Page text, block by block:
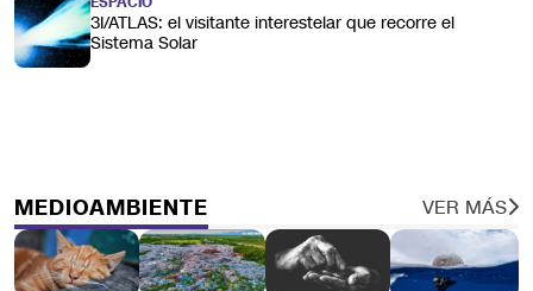
3I/ATLAS: el visitante interestelar que recorre el
Sistema Solar
MEDIOAMBIENTE VER MÁS